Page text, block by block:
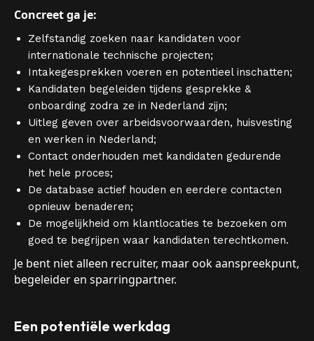
Concreet ga je:
Zelfstandig zoeken naar kandidaten voor
internationale technische projecten;
Intakegesprekken voeren en potentieel inschatten;
Kandidaten begeleiden tijdens gesprekke &
onboarding zodra ze in Nederland zijn;
Uitleg geven over arbeidsvoorwaarden, huisvesting
en werken in Nederland;
Contact onderhouden met kandidaten gedurende
het hele proces;
De database actief houden en eerdere contacten
opnieuw benaderen;
De mogelijkheid om klantlocaties te bezoeken om
goed te begrijpen waar kandidaten terechtkomen.
Je bent niet alleen recruiter, maar ook aanspreekpunt,
begeleider en sparringpartner.
Een potentiële werkdag